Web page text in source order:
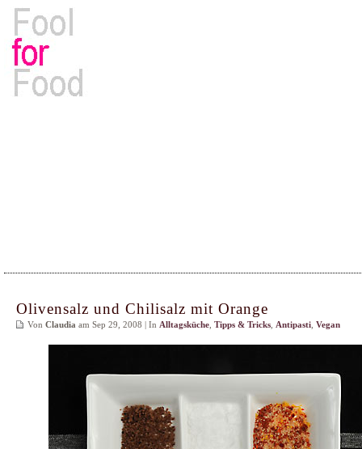
Olivensalz und Chilisalz mit Orange
Von Claudia am Sep 29, 2008 | In Alltagsküche Tipps & Tricks Antipasti Vegan